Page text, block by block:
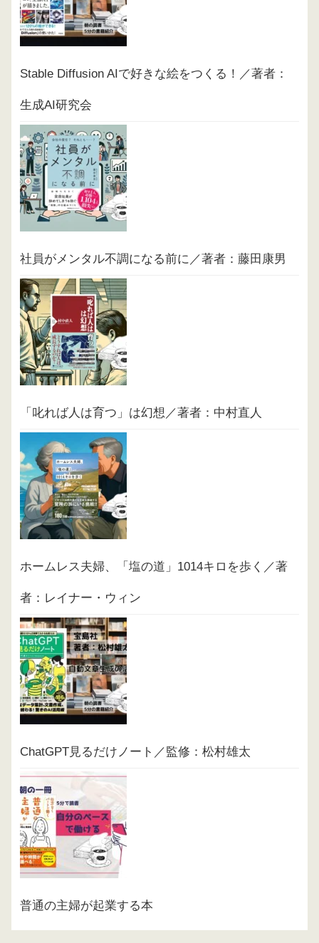
Stable Diffusion AIで好きな絵をつくる！／著者：
生成AI研究会
社員がメンタル不調になる前に／著者：藤田康男
「叱れば人は育つ」は幻想／著者：中村直人
ホームレス夫婦、「塩の道」1014キロを歩く／著
者：レイナー・ウィン
ChatGPT見るだけノート／監修：松村雄太
普通の主婦が起業する本